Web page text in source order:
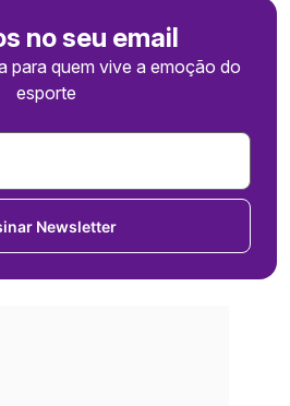
no seu email
para quem vive a emoção do
esporte
Newsletter